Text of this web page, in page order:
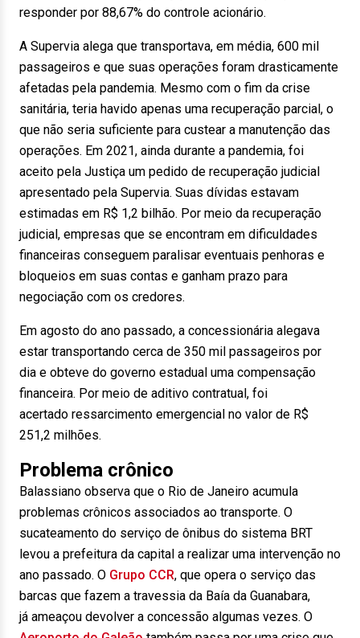
responder por 88,67% do controle acionário.
A Supervia alega que transportava, em média, 600 mil
passageiros e que suas operações foram drasticamente
afetadas pela pandemia. Mesmo com o fim da crise
sanitária, teria havido apenas uma recuperação parcial, o
que não seria suficiente para custear a manutenção das
operações. Em 2021, ainda durante a pandemia, foi
aceito pela Justiça um pedido de recuperação judicial
apresentado pela Supervia. Suas dívidas estavam
estimadas em R$ 1,2 bilhão. Por meio da recuperação
judicial, empresas que se encontram em dificuldades
financeiras conseguem paralisar eventuais penhoras e
bloqueios em suas contas e ganham prazo para
negociação com os credores.
Em agosto do ano passado, a concessionária alegava
estar transportando cerca de 350 mil passageiros por
dia e obteve do governo estadual uma compensação
financeira. Por meio de aditivo contratual, foi
acertado ressarcimento emergencial no valor de R$
251,2 milhões.
Problema crônico
Balassiano observa que o Rio de Janeiro acumula
problemas crônicos associados ao transporte. O
sucateamento do serviço de ônibus do sistema BRT
levou a prefeitura da capital a realizar uma intervenção no
ano passado. O Grupo CCR, que opera o serviço das
barcas que fazem a travessia da Baía da Guanabara,
já ameaçou devolver a concessão algumas vezes. O